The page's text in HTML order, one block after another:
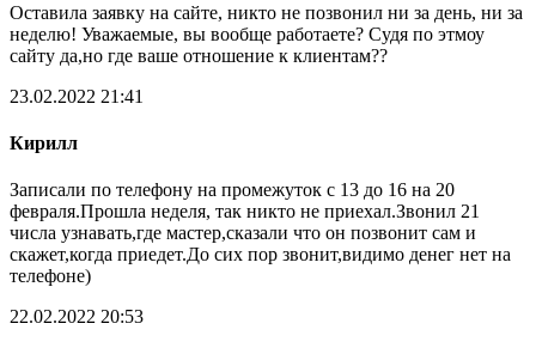
Оставила заявку на сайте, никто не позвонил ни за день, ни за
неделю! Уважаемые, вы вообще работаете? Судя по этмоу
сайту да,но где ваше отношение к клиентам??
23.02.2022 21:41
Кирилл
Записали по телефону на промежуток с 13 до 16 на 20
февраля.Прошла неделя, так никто не приехал.Звонил 21
числа узнавать,где мастер,сказали что он позвонит сам и
скажет,когда приедет.До сих пор звонит,видимо денег нет на
телефоне)
22.02.2022 20:53